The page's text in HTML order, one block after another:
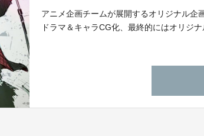
アニメ企画チームが展開するオリジナル企
ドラマ＆キャラCG化、最終的にはオリジ